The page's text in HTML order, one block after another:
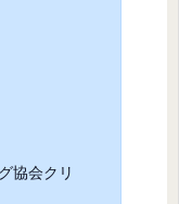
協会クリ